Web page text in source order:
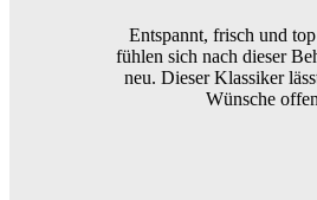
Entspannt, frisch und
fühlen sich nach dieser
neu. Dieser Klassiker
Wünsche